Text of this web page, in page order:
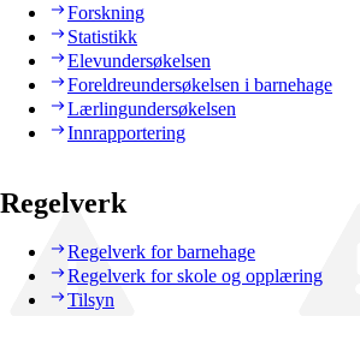
Forskning
Statistikk
Elevundersøkelsen
Foreldreundersøkelsen i barnehage
Lærlingundersøkelsen
Innrapportering
Regelverk
Regelverk for barnehage
Regelverk for skole og opplæring
Tilsyn